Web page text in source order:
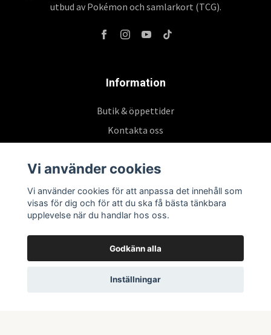
utbud av Pokémon och samlarkort (TCG).
Information
Butik & öppettider
Kontakta oss
Prenumerera på vårt nyhetsbrev
Vi använder cookies
Vi använder cookies för att anpassa det innehåll som
visas för dig och för att du ska få bästa tänkbara
upplevelse när du handlar hos oss.
Godkänn alla
Inställningar